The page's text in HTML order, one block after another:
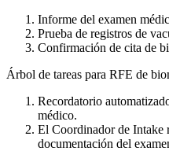
Informe del examen
Prueba de registros de
Confirmación de cita de
Árbol de tareas para RFE de
Recordatorio
médico.
El Coordinador de Intake
documentación del